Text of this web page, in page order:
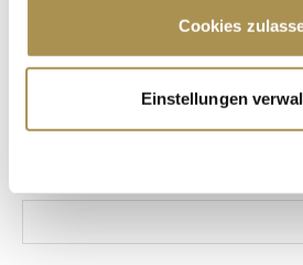
Trigger Symbol ändern oder
Informationen über Ihre
erfassen, welche bis auf einige
Erfahren Sie mehr darüber, wie
Cookies
Einstellungen
NEUE EVENTFORMATE
Kommentar veröffentlichen